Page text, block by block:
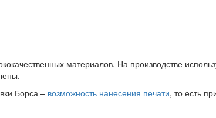
материалов. На производстве
Борса – возможность нанесения печати, то есть